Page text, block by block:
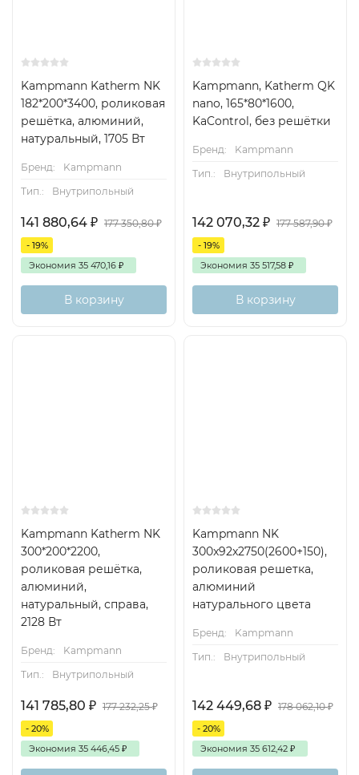
Kampmann Katherm NK
182*200*3400, роликовая
решётка, алюминий,
натуральный, 1705 Вт
Бренд:
Kampmann
Тип.:
Внутрипольный
141 880,64 ₽ 177 350,80₽
- 19%
Экономия 35 470,16 ₽
В корзину
Kampmann, Katherm QK
nano, 165*80*1600,
KaControl, без решётки
Бренд:
Kampmann
Тип.:
Внутрипольный
142 070,32 ₽ 177 587,90₽
- 19%
Экономия 35 517,58 ₽
В корзину
Kampmann Katherm NK
300*200*2200,
роликовая решётка,
алюминий,
натуральный, справа,
2128 Вт
Бренд:
Kampmann
Тип.:
Внутрипольный
141 785,80 ₽ 177 232,25₽
- 20%
Экономия 35 446,45 ₽
Kampmann NK
300x92x2750(2600+150),
роликовая решетка,
алюминий
натурального цвета
Бренд:
Kampmann
Тип.:
Внутрипольный
142 449,68 ₽ 178 062,10₽
- 20%
Экономия 35 612,42 ₽